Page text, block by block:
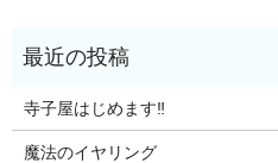
寺子屋はじめます‼️
魔法のイヤリング